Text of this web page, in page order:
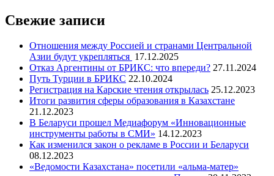
Свежие записи
Отношения между Россией и странами Центральной
Азии будут укрепляться 17.12.2025
Отказ Аргентины от БРИКС: что впереди? 27.11.2024
Путь Турции в БРИКС 22.10.2024
Регистрация на Карские чтения открылась 25.12.2023
Итоги развития сферы образования в Казахстане
21.12.2023
В Беларуси прошел Медиафорум «Инновационные
инструменты работы в СМИ» 14.12.2023
Как изменился закон о рекламе в России и Беларуси
08.12.2023
«Ведомости Казахстана» посетили «альма-матер»